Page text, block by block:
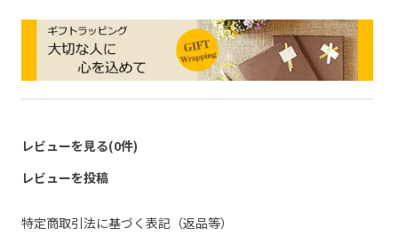
レビューを見る(0件)
レビューを投稿
特定商取引法に基づく表記（返品等）